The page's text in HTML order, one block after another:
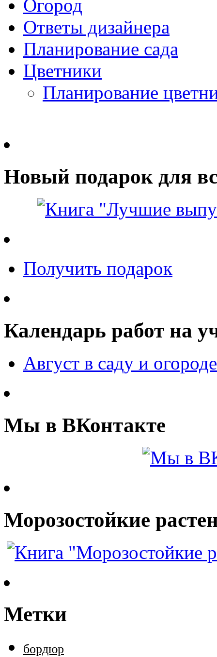
Огород
Ответы дизайнера
Планирование сада
Цветники
Планирование
Новый подарок для
Получить подарок
Календарь работ на
Август в саду и огороде
Мы в ВКонтакте
Морозостойкие
Метки
бордюр